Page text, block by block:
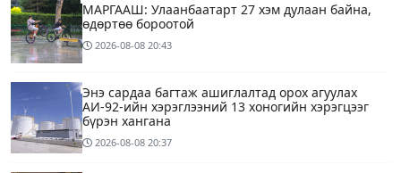
МАРГААШ: Улаанбаатарт 27 хэм дулаан байна,
өдөртөө бороотой
2026-08-08 20:43
Энэ сардаа багтаж ашиглалтад орох агуулах
АИ-92-ийн хэрэглээний 13 хоногийн хэрэгцээг
бүрэн хангана
2026-08-08 20:37